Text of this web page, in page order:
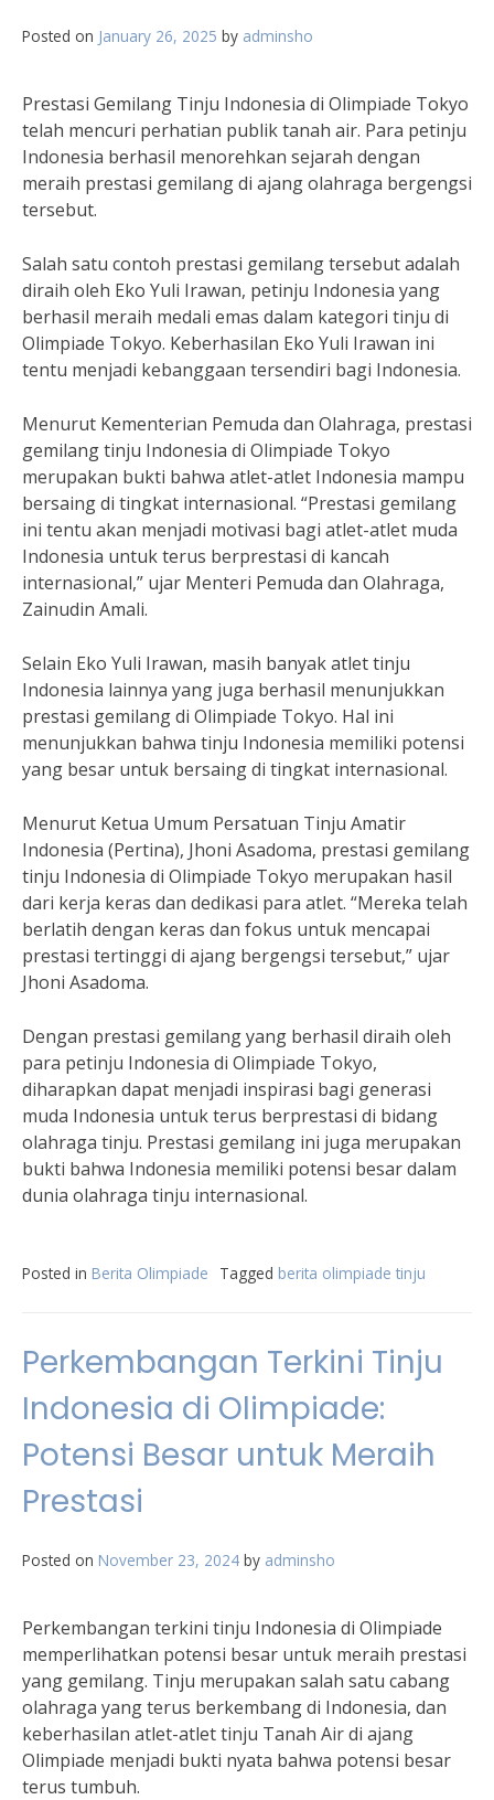
Posted on January 26, 2025 by adminsho
Prestasi Gemilang Tinju Indonesia di Olimpiade Tokyo
telah mencuri perhatian publik tanah air. Para petinju
Indonesia berhasil menorehkan sejarah dengan
meraih prestasi gemilang di ajang olahraga bergengsi
tersebut.
Salah satu contoh prestasi gemilang tersebut adalah
diraih oleh Eko Yuli Irawan, petinju Indonesia yang
berhasil meraih medali emas dalam kategori tinju di
Olimpiade Tokyo. Keberhasilan Eko Yuli Irawan ini
tentu menjadi kebanggaan tersendiri bagi Indonesia.
Menurut Kementerian Pemuda dan Olahraga, prestasi
gemilang tinju Indonesia di Olimpiade Tokyo
merupakan bukti bahwa atlet-atlet Indonesia mampu
bersaing di tingkat internasional. “Prestasi gemilang
ini tentu akan menjadi motivasi bagi atlet-atlet muda
Indonesia untuk terus berprestasi di kancah
internasional,” ujar Menteri Pemuda dan Olahraga,
Zainudin Amali.
Selain Eko Yuli Irawan, masih banyak atlet tinju
Indonesia lainnya yang juga berhasil menunjukkan
prestasi gemilang di Olimpiade Tokyo. Hal ini
menunjukkan bahwa tinju Indonesia memiliki potensi
yang besar untuk bersaing di tingkat internasional.
Menurut Ketua Umum Persatuan Tinju Amatir
Indonesia (Pertina), Jhoni Asadoma, prestasi gemilang
tinju Indonesia di Olimpiade Tokyo merupakan hasil
dari kerja keras dan dedikasi para atlet. “Mereka telah
berlatih dengan keras dan fokus untuk mencapai
prestasi tertinggi di ajang bergengsi tersebut,” ujar
Jhoni Asadoma.
Dengan prestasi gemilang yang berhasil diraih oleh
para petinju Indonesia di Olimpiade Tokyo,
diharapkan dapat menjadi inspirasi bagi generasi
muda Indonesia untuk terus berprestasi di bidang
olahraga tinju. Prestasi gemilang ini juga merupakan
bukti bahwa Indonesia memiliki potensi besar dalam
dunia olahraga tinju internasional.
Posted in Berita Olimpiade Tagged berita olimpiade tinju
Perkembangan Terkini Tinju
Indonesia di Olimpiade:
Potensi Besar untuk Meraih
Prestasi
Posted on November 23, 2024 by adminsho
Perkembangan terkini tinju Indonesia di Olimpiade
memperlihatkan potensi besar untuk meraih prestasi
yang gemilang. Tinju merupakan salah satu cabang
olahraga yang terus berkembang di Indonesia, dan
keberhasilan atlet-atlet tinju Tanah Air di ajang
Olimpiade menjadi bukti nyata bahwa potensi besar
terus tumbuh.